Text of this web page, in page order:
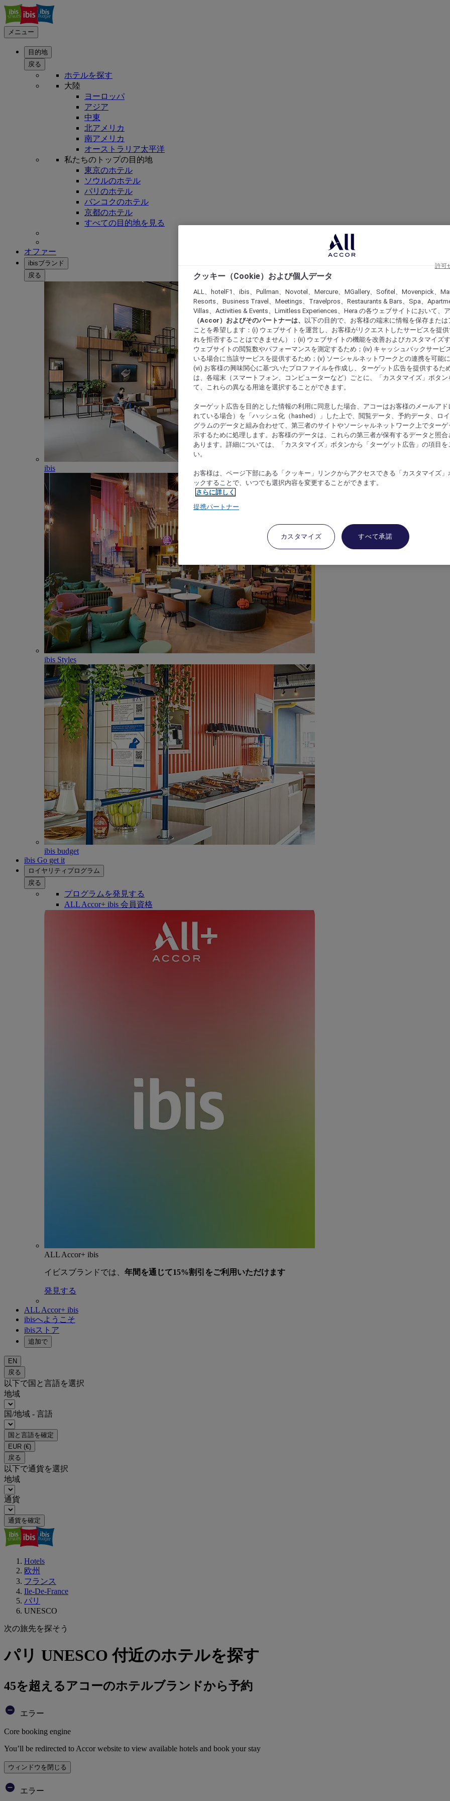
メニュー
目的地
戻る
ホテルを探す
大陸
ヨーロッパ
アジア
中東
北アメリカ
南アメリカ
オーストラリア太平洋
私たちのトップの目的地
東京のホテル
ソウルのホテル
パリのホテル
バンコクのホテル
京都のホテル
すべての目的地を見る
オファー
ibisブランド
戻る
ibis
ibis Styles
ibis budget
ibis Go get it
ロイヤリティプログラム
戻る
プログラムを発見する
ALL Accor+ ibis 会員資格
ALL Accor+ ibis
イビスブランドでは、 年間を通じて15%割引をご利用いただけます
発見する
ALL Accor+ ibis
ibisへようこそ
ibisストア
追加で
EN
戻る
以下で国と言語を選択
地域
国/地域 - 言語
国と言語を確定
EUR (€)
戻る
以下で通貨を選択
地域
通貨
通貨を確定
Hotels
欧州
フランス
Ile-De-France
パリ
UNESCO
次の旅先を探そう
パリ UNESCO 付近のホテルを探す
45を超えるアコーのホテルブランドから予約
エラー
Core booking engine
You’ll be redirected to Accor website to view available hotels and book your stay
ウィンドウを閉じる
エラー
クッキー（Cookie）および個人データ
ALL、hotelF1、ibis、Pullman、Novotel、Mercure、MGallery、Sofitel、Movenpick、
Resorts、Business Travel、Meetings、Travelpros、Restaurants & Bars、Spa、
Villas、Activities & Events、Limitless Experiences、Hera の各ウェブサイトにおいて、
（Accor）およびそのパートナーは、
以下の目的で、お客様の端末に情報を保存または
ことを希望します：(i) ウェブサイトを運営し、お客様がリクエストしたサービスを提供
れを拒否することはできません）；(ii) ウェブサイトの機能を改善およびカスタマイズ
ウェブサイトの閲覧数やパフォーマンスを測定するため；(iv) キャッシュバックサービ
いる場合に当該サービスを提供するため；(v) ソーシャルネットワークとの連携を可能
(vi) お客様の興味関心に基づいたプロファイルを作成し、ターゲット広告を提供するた
は、各端末（スマートフォン、コンピューターなど）ごとに、「カスタマイズ」ボタン
て、これらの異なる用途を選択することができます。
ターゲット広告を目的とした情報の利用に同意した場合、アコーはお客様のメールアド
れている場合）を「ハッシュ化（hashed）」した上で、閲覧データ、予約データ、ロ
グラムのデータと組み合わせて、第三者のサイトやソーシャルネットワーク上でター
示するために処理します。お客様のデータは、これらの第三者が保有するデータと照合
あります。詳細については、「カスタマイズ」ボタンから「ターゲット広告」の項目を
い。
お客様は、ページ下部にある「クッキー」リンクからアクセスできる「カスタマイズ」
ックすることで、いつでも選択内容を変更することができます。
さらに詳しく
提携パートナー
カスタマイズ すべて承諾
許可